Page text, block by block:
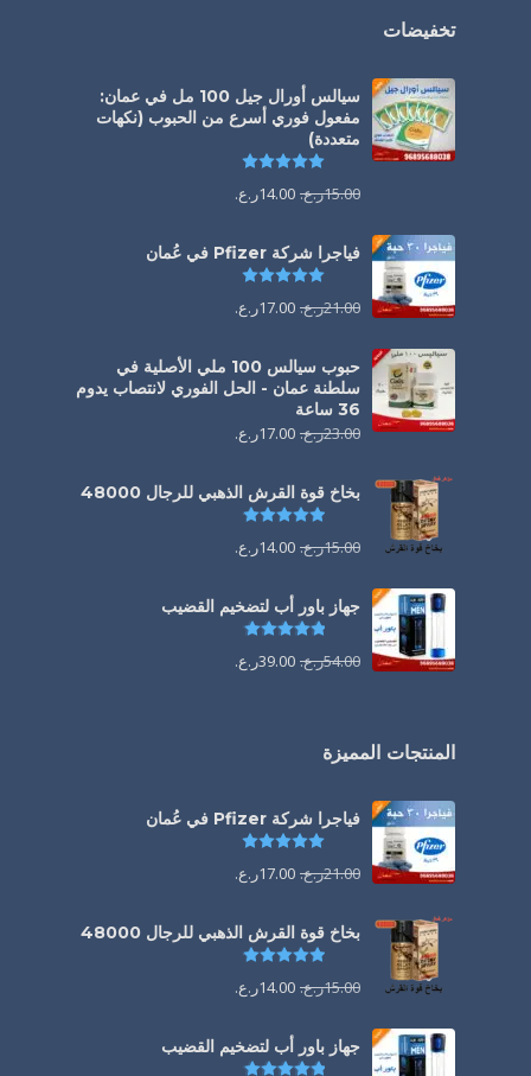
تخفيضات
سيالس أورال جيل 100 مل في عمان:
مفعول فوري أسرع من الحبوب (نكهات
متعددة)
15.00ر.ع. 14.00ر.ع.
فياجرا شركة Pfizer في عُمان
21.00ر.ع. 17.00ر.ع.
حبوب سيالس 100 ملي الأصلية في
سلطنة عمان - الحل الفوري لانتصاب يدوم
36 ساعة
23.00ر.ع. 17.00ر.ع.
بخاخ قوة القرش الذهبي للرجال 48000
تم التقييم
15.00ر.ع. 14.00ر.ع.
جهاز باور أب لتضخيم القضيب
تم التقييم
54.00ر.ع. 39.00ر.ع.
المنتجات المميزة
فياجرا شركة Pfizer في عُمان
21.00ر.ع. 17.00ر.ع.
بخاخ قوة القرش الذهبي للرجال 48000
تم التقييم
15.00ر.ع. 14.00ر.ع.
جهاز باور أب لتضخيم القضيب
تم التقييم